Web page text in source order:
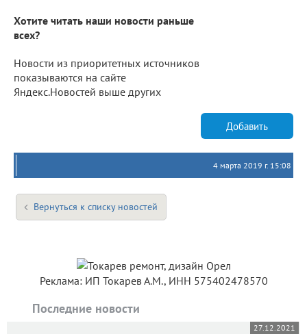
Хотите читать наши новости раньше
всех?
Новости из приоритетных источников
показываются на сайте
Яндекс.Новостей выше других
Добавить
4 марта 2019 г. 15:08
Вернуться к списку новостей
Реклама: ИП Токарев А.М., ИНН 575402478570
Последние новости
27.12.2021